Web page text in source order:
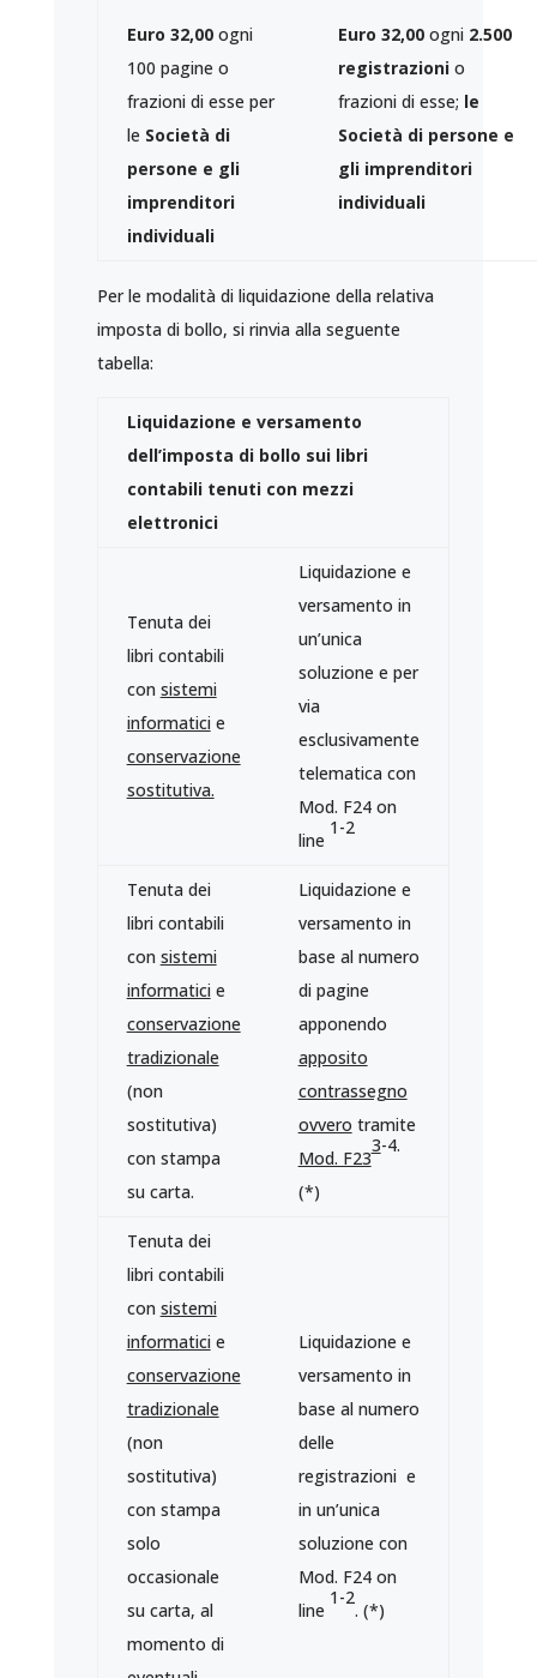
Euro 32,00 ogni
100 pagine o
frazioni di esse per
le Società di
persone e gli
imprenditori
individuali
Euro 32,00ogni 2.500
registrazioni o
frazioni di esse; le
Società di persone e
gli imprenditori
individuali
Per le modalità di liquidazione della relativa
imposta di bollo, si rinvia alla seguente
tabella:
Liquidazione e versamento
dell’imposta di bollo sui libri
contabili tenuti con mezzi
elettronici
Tenuta dei
libri contabili
con sistemi
informaticie
conservazione
sostitutiva.
Liquidazione e
versamento in
un’unica
soluzione e per
via
esclusivamente
telematica con
Mod. F24 on
line
1-2
Tenuta dei
libri contabili
con sistemi
informaticie
conservazione
tradizionale
(non
sostitutiva)
con stampa
su carta.
Liquidazione e
versamento in
base al numero
di pagine
apponendo
apposito
contrassegno
ovvero tramite
Mod. F23
3-4.
(*)
Tenuta dei
libri contabili
con sistemi
informaticie
conservazione
tradizionale
(non
sostitutiva)
con stampa
solo
occasionale
su carta, al
momento di
Liquidazione e
versamento in
base al numero
delle
registrazioni e
in un’unica
soluzione con
Mod. F24 on
line
1-2
. (*)